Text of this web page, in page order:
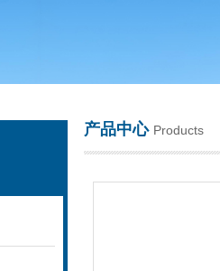
产品中心 Products